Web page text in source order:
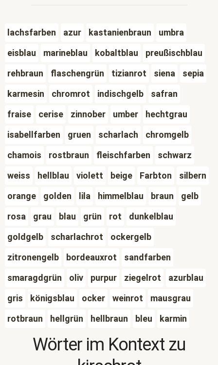
lachsfarben azur kastanienbraun
umbra
eisblau
marineblau kobaltblau
preußischblau
rehbraun
flaschengrün tizianrot siena
sepia
karmesin
chromrot indischgelb
safran
fraise
cerise zinnober umber
hechtgrau
isabellfarben
gruen scharlach
chromgelb
chamois
rostbraun fleischfarben
schwarz
weiss
hellblau violett beige Farbton
silbern
orange
golden lila himmelblau braun
gelb
rosa
grau blau grün rot
dunkelblau
goldgelb
scharlachrot
ockergelb
zitronengelb
bordeauxrot
sandfarben
smaragdgrün
oliv purpur ziegelrot
azurblau
gris
königsblau ocker weinrot
mausgrau
rotbraun
hellgrün hellbraun bleu karmin
Wörter im Kontext zu